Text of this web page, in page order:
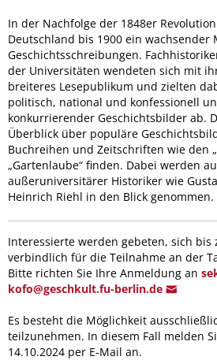
In der Nachfolge der 1848er
Deutschland bis 1900 ein
Geschichtsschreibungen.
der Universitäten wendeten sich mit
breiteres Lesepublikum und zielten
politisch, national und konfessionell
konkurrierender Geschichtsbilder ab.
Überblick über populäre
Buchreihen und Zeitschriften wie den
„Gartenlaube“ finden. Dabei werden
außeruniversitärer Historiker wie
Heinrich Riehl in den Blick genommen.
Interessierte werden gebeten, sich bis
verbindlich für die Teilnahme an der
Bitte richten Sie Ihre Anmeldung an
kofo@geschkult.fu-berlin.de
Es besteht die Möglichkeit
teilzunehmen. In diesem Fall melden
14.10.2024 per E-Mail an.